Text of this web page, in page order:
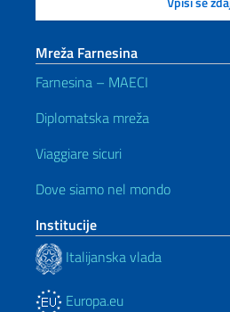
Mreža Farnesina
Farnesina – MAECI
Diplomatska mreža
Viaggiare sicuri
Dove siamo nel mondo
Institucije
Italijanska vlada
Europa.eu